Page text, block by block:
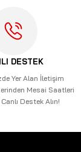
DESTEK
Yer Alan İletişim
Mesai Saatleri
Destek Alın!